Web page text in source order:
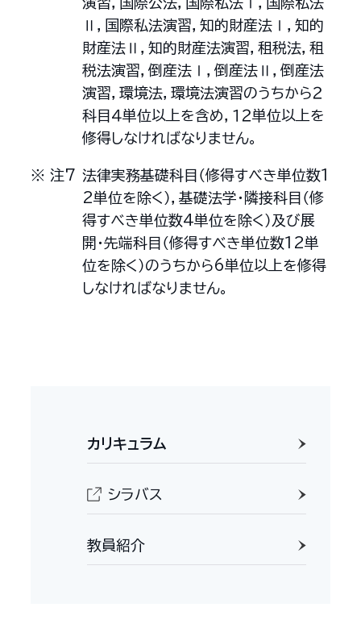
Ⅱ，国際私法演習，知的財産法Ⅰ，知的
財産法Ⅱ，知的財産法演習，租税法，租
税法演習，倒産法Ⅰ，倒産法Ⅱ，倒産法
演習，環境法，環境法演習のうちから２
科目４単位以上を含め，１２単位以上を
修得しなければなりません。
法律実務基礎科目（修得すべき単位数1
2単位を除く），基礎法学・隣接科目（修
得すべき単位数4単位を除く）及び展
開・先端科目（修得すべき単位数12単
位を除く）のうちから6単位以上を修得
しなければなりません。
カリキュラム
シラバス
教員紹介